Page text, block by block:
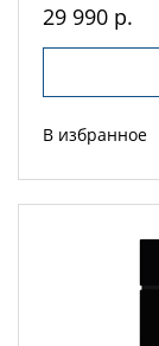
29 990 р.
В избранное